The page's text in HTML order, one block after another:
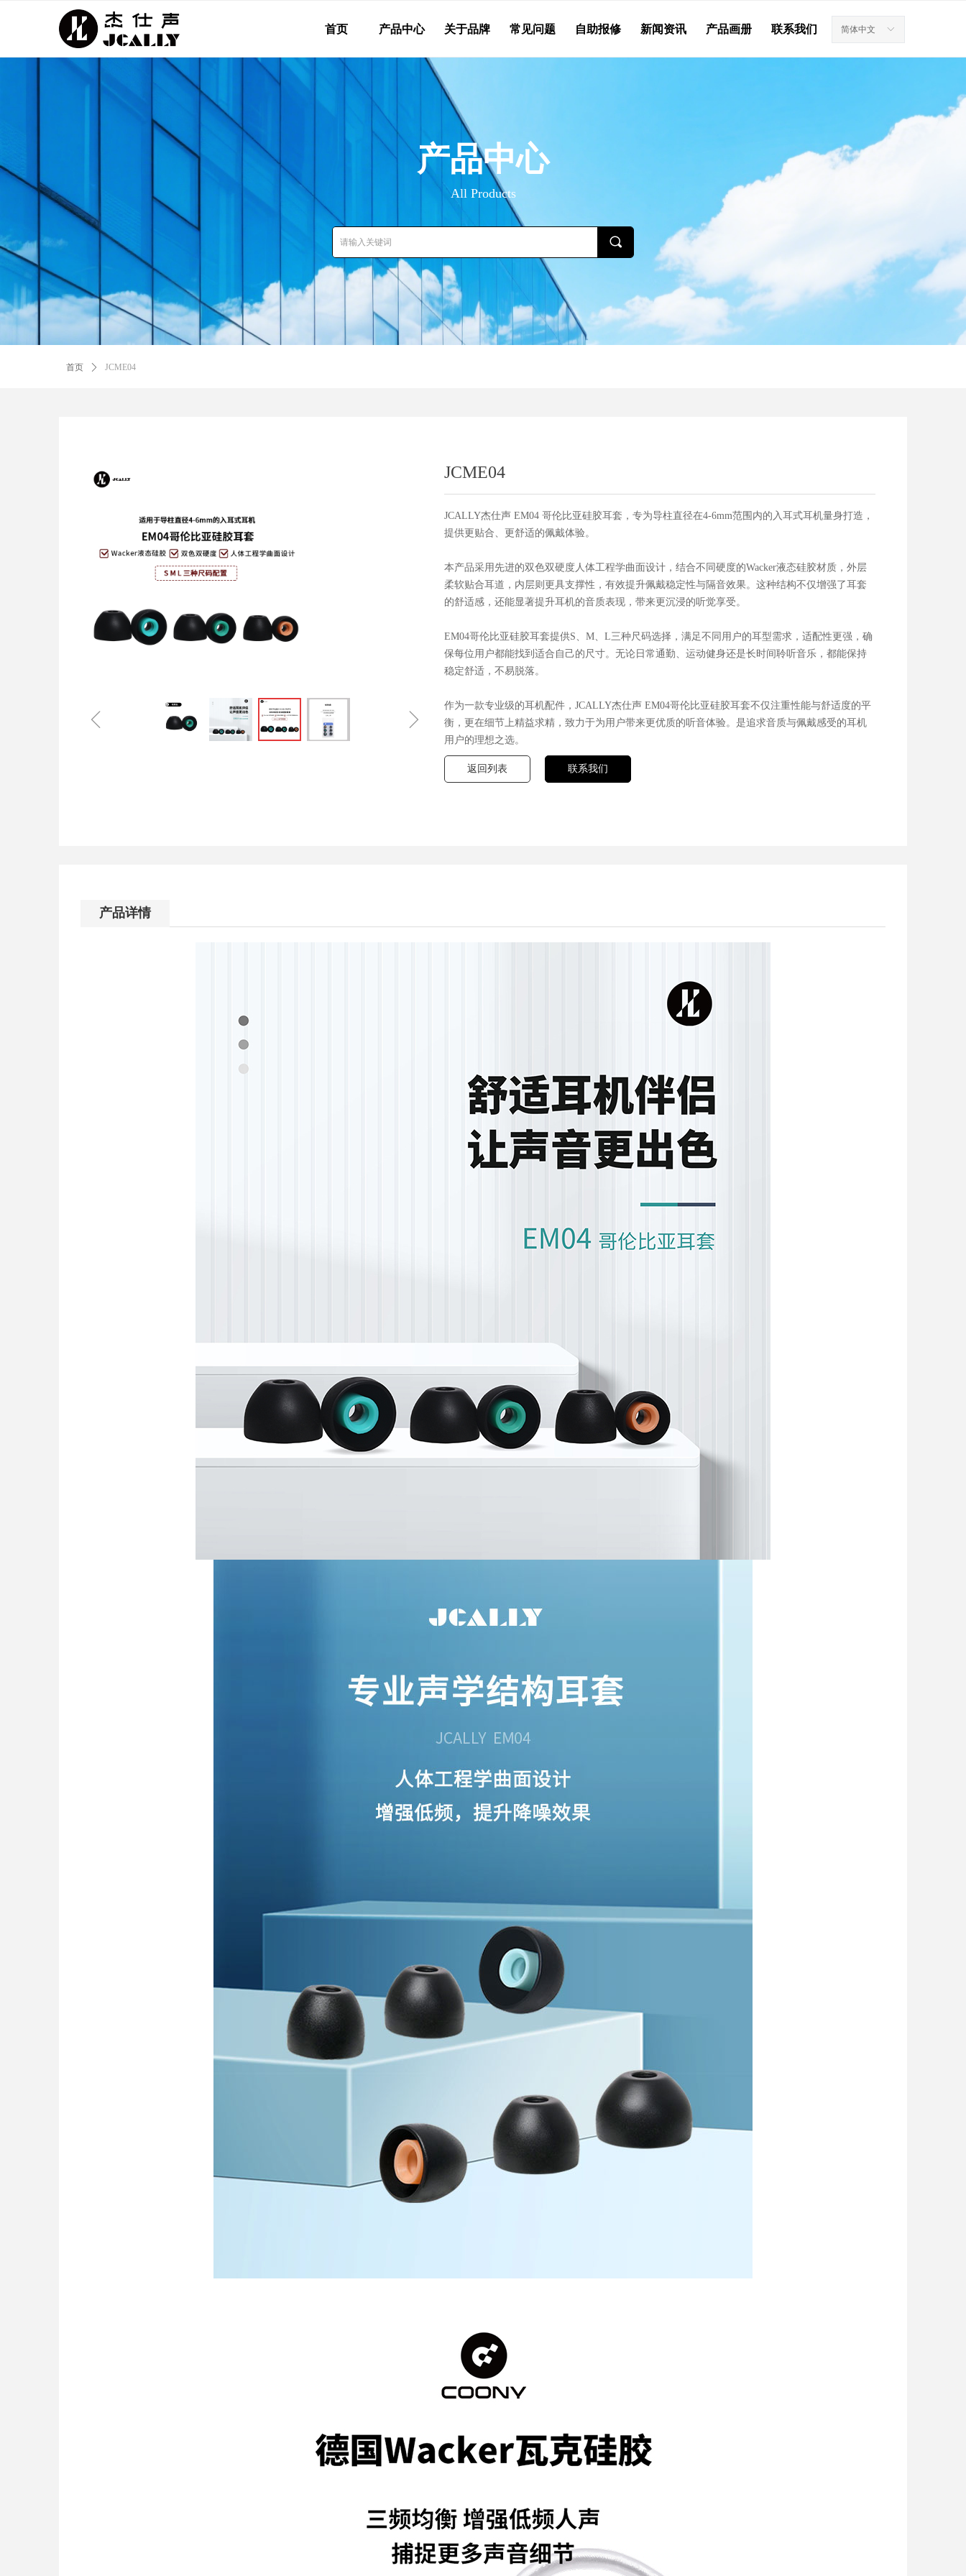
首页 产品中心 关于品牌 常见问题 自助报修 新闻资讯 产品画册 联系我们 ꀅ
简体中文
ꁆ ꁇ
JCME04
JCALLY杰仕声 EM04 哥伦比亚硅胶耳套，专为导柱直径在4-6mm范围内的入耳式耳机量身打造，
提供更贴合、更舒适的佩戴体验。
本产品采用先进的双色双硬度人体工程学曲面设计，结合不同硬度的Wacker液态硅胶材质，外层
柔软贴合耳道，内层则更具支撑性，有效提升佩戴稳定性与隔音效果。这种结构不仅增强了耳套
的舒适感，还能显著提升耳机的音质表现，带来更沉浸的听觉享受。
EM04哥伦比亚硅胶耳套提供S、M、L三种尺码选择，满足不同用户的耳型需求，适配性更强，确
保每位用户都能找到适合自己的尺寸。无论日常通勤、运动健身还是长时间聆听音乐，都能保持
稳定舒适，不易脱落。
作为一款专业级的耳机配件，JCALLY杰仕声 EM04哥伦比亚硅胶耳套不仅注重性能与舒适度的平
衡，更在细节上精益求精，致力于为用户带来更优质的听音体验。是追求音质与佩戴感受的耳机
用户的理想之选。
返回列表 联系我们
产品详情
首页 ꄲ JCME04
产品中心
All Products
끠